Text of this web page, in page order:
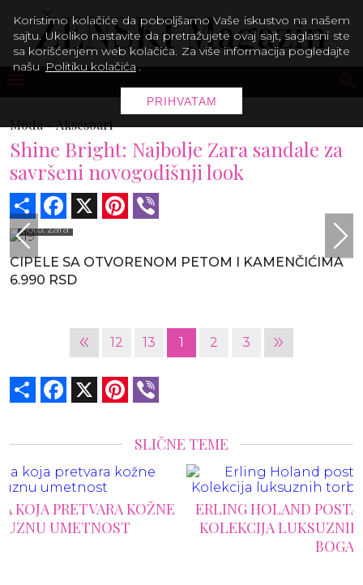
Moda -Aksesoari
Shine Bright: Najbolje Zara sandale za
savršeni novogodišnji look
Share Facebook Pinterest
Foto: Zara
CIPELE SA OTVORENOM PETOM I KAMENČIĆIMA
6.990 RSD
« 12 13 1 2 3 »
Share Facebook Pinterest
SLIČNE TEME
ERLING HOLAND POSTAO NOVA MODNA IKONA:
KOLEKCIJA LUKSUZNIH TORBI VREDNA PRAVO
Koristimo kolačiće da poboljšamo Vaše iskustvo na našem
sajtu. Ukoliko nastavite da pretražujete ovaj sajt, saglasni ste
sa korišćenjem web kolačića. Za više informacija pogledajte
našu Politiku kolačića .
PRIHVATAM